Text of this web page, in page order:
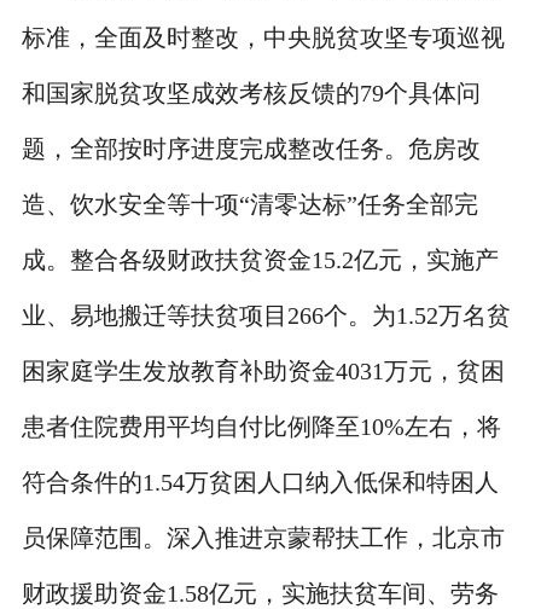
标准，全面及时整改，中央脱贫攻坚专项巡视
和国家脱贫攻坚成效考核反馈的79个具体问
题，全部按时序进度完成整改任务。危房改
造、饮水安全等十项“清零达标”任务全部完
成。整合各级财政扶贫资金15.2亿元，实施产
业、易地搬迁等扶贫项目266个。为1.52万名贫
困家庭学生发放教育补助资金4031万元，贫困
患者住院费用平均自付比例降至10%左右，将
符合条件的1.54万贫困人口纳入低保和特困人
员保障范围。深入推进京蒙帮扶工作，北京市
财政援助资金1.58亿元，实施扶贫车间、劳务